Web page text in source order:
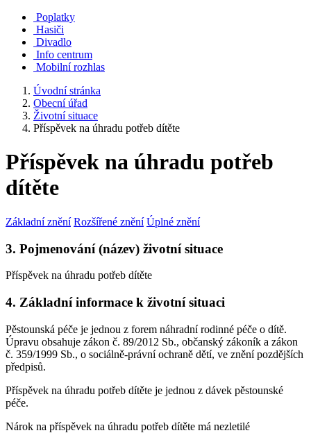
Poplatky
Hasiči
Divadlo
Info centrum
Mobilní rozhlas
Úvodní stránka
Obecní úřad
Životní situace
Příspěvek na úhradu potřeb dítěte
Příspěvek na úhradu potřeb
dítěte
Základní znění Rozšířené znění Úplné znění
3. Pojmenování (název) životní situace
Příspěvek na úhradu potřeb dítěte
4. Základní informace k životní situaci
Pěstounská péče je jednou z forem náhradní rodinné péče o dítě.
Úpravu obsahuje zákon č. 89/2012 Sb., občanský zákoník a zákon
č. 359/1999 Sb., o sociálně-právní ochraně dětí, ve znění pozdějších
předpisů.
Příspěvek na úhradu potřeb dítěte je jednou z dávek pěstounské
péče.
Nárok na příspěvek na úhradu potřeb dítěte má nezletilé